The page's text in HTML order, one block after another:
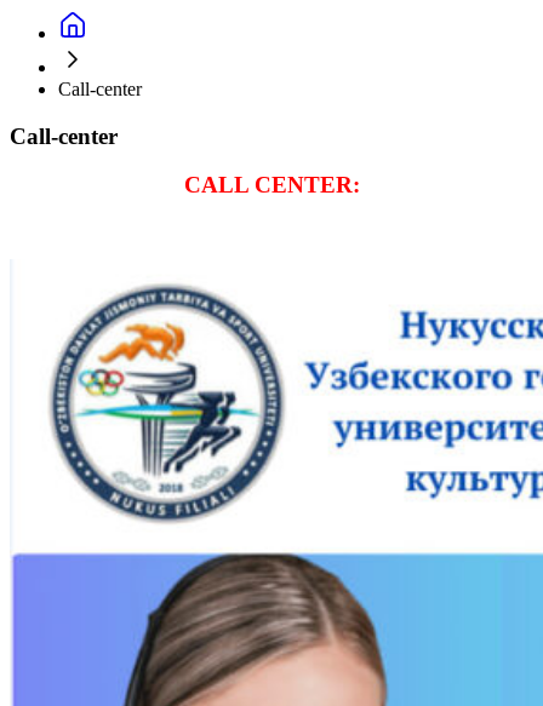
Call-center
Call-center
CALL CENTER: